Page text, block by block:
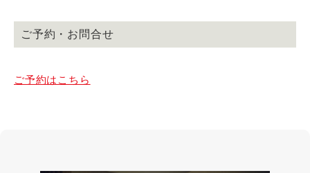
ご予約・お問合せ
ご予約はこちら